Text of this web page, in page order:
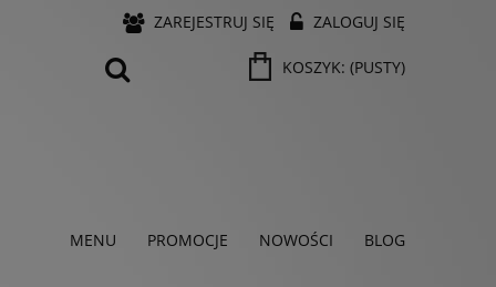
ZAREJESTRUJ SIĘ ZALOGUJ SIĘ
KOSZYK: (PUSTY)
MENU PROMOCJE NOWOŚCI BLOG